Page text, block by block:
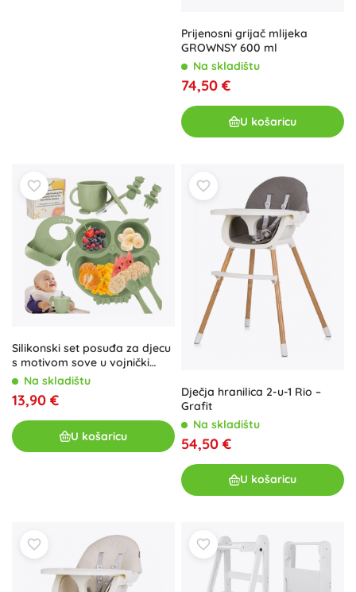
Prijenosni grijač mlijeka
GROWNSY 600 ml
Na skladištu
74,50 €
U košaricu
Silikonski set posuđa za djecu
s motivom sove u vojnički
zelenoj boji
Na skladištu
13,90 €
U košaricu
Dječja hranilica 2-u-1 Rio –
Grafit
Na skladištu
54,50 €
U košaricu